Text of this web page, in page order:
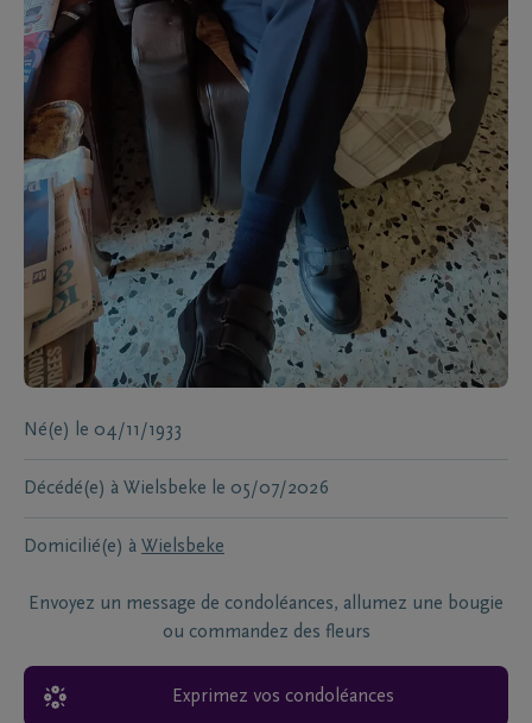
Né(e) le 04/11/1933
Décédé(e) à Wielsbeke le 05/07/2026
Domicilié(e) à Wielsbeke
Envoyez un message de condoléances, allumez une bougie
ou commandez des fleurs
Exprimez vos condoléances